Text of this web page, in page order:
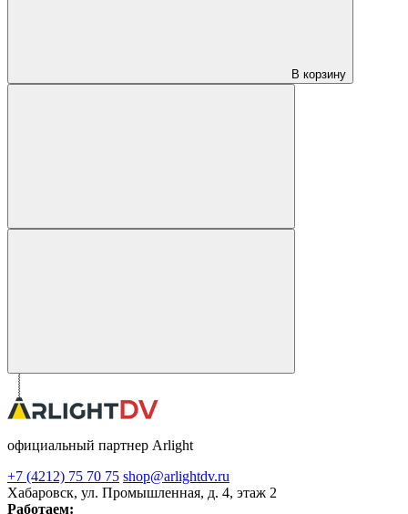
В корзину
официальный партнер Arlight
+7 (4212) 75 70 75 shop@arlightdv.ru
Хабаровск, ул. Промышленная, д. 4, этаж 2
Работаем: